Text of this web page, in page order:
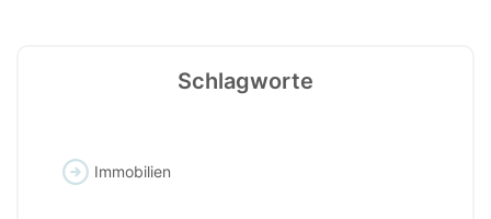
Schlagworte
Immobilien